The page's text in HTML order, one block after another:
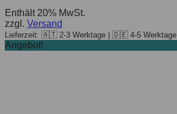
war:
7,99 €
ist:
6,39 €.
Enthält 20% MwSt.
zzgl. Versand
Lieferzeit: 🇦🇹 2-3 Werktage | 🇩🇪 4-5 Werktage
Angebot!